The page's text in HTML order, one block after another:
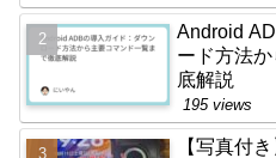
Android
ード方法
底解説
195 views
【写真付